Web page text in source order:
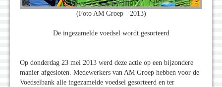
(Foto AM Groep - 2013)
De ingezamelde voedsel wordt gesorteerd
Op donderdag 23 mei 2013 werd deze actie op een bijzondere
manier afgesloten. Medewerkers van AM Groep hebben voor de
Voedselbank alle ingezamelde voedsel gesorteerd en ter